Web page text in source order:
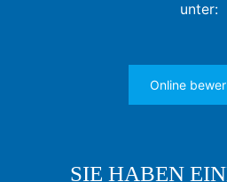
unter:
Online
SIE HABEN